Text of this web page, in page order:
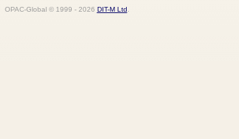
OPAC-Global © 1999 - 2026 DIT-M Ltd